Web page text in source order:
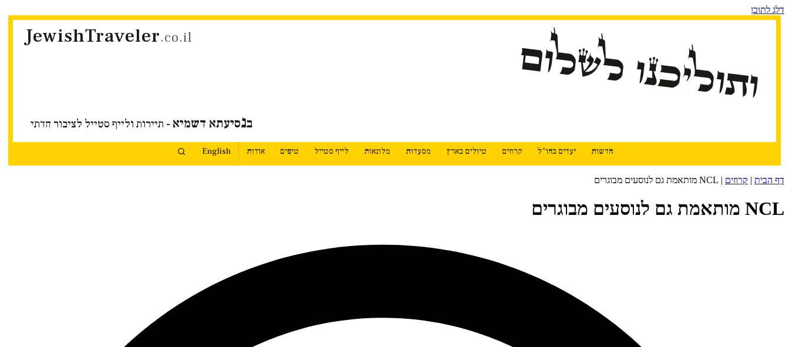
דלג לתוכן
JewishTraveler.co.il ותוליכנו לשלום
בנסיעתא דשמיא - תיירות ולייף סטייל לציבור הדתי
חדשות יעדים בחו"ל קרוזים טיולים בארץ מסעדות מלונאות לייף סטייל טיפים אודות English
דף הבית | קרוזים | NCL מותאמת גם לנוסעים מבוגרים
NCL מותאמת גם לנוסעים מבוגרים